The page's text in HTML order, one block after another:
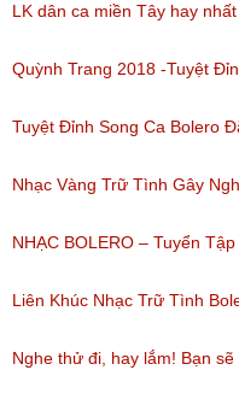
Bolero
(Lượt nghe: 80)
LK dân ca miền Tây hay
miền tây hay nhất
(Lượt nghe: 184)
Quỳnh Trang 2018 -Tuyệt
Của Quỳnh Trang 2018
(Lượt nghe: 155)
Tuyệt Đỉnh Song Ca Bolero
Bài Hát Song Ca Nhạc Vàng
(Lượt nghe: 218)
Nhạc Vàng Trữ Tình Gây
Ca Thiên Quang Quỳnh
(Lượt nghe: 219)
NHẠC BOLERO – Tuyển
Nhất / Tuyệt Đỉnh Bolero
(Lượt nghe: 99)
Liên Khúc Nhạc Trữ Tình
Vàng Trữ Tình Hay Nhất
Nghe thử đi, hay lắm! Bạn